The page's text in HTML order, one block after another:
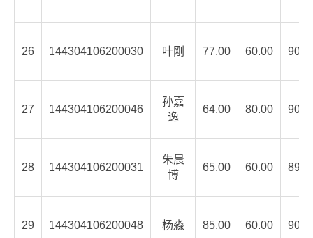
26 144304106200030 叶刚 77.00 60.00
27 144304106200046
孙嘉
逸
64.00 80.00
28 144304106200031
朱晨
博
65.00 60.00
29 144304106200048 杨淼 85.00 60.00